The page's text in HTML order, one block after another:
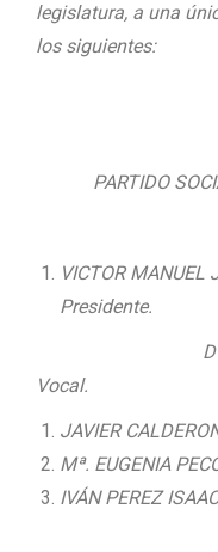
legislatura, a una
los siguientes:
PARTIDO
VICTOR MANUEL
Presidente.
Dª. SARA
Vocal.
JAVIER
Mª. EUGENIA
IVÁN PEREZ